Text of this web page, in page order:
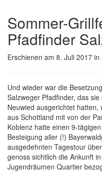
Sommer-
Pfadfinder
Erschienen am 8. Juli 2017 in
Und wieder war die
Salzweger Pfadfinder, das
Neuwied ausgerichtet
aus Schottland mit von der
Koblenz hatte einen 9-
Besteigung aller (!)
ausgedehnten Tagestour
genoss sichtlich die Ankunft
Jugendräumen Quartier